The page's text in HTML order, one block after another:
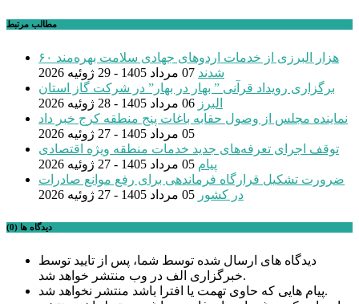
مطالب مرتبط
۶۰ هزار البرزی از خدمات اردوهای جهادی سلامت بهره‌مند
شدند 07 مرداد 1405 - 29 ژوئیه 2026
برگزاری رویداد قرآنی ” بهار در بهار” در شرکت گاز استان
البرز 06 مرداد 1405 - 28 ژوئیه 2026
نماینده مجلس از وصول حقابه باغات پنج منطقه کرج خبر داد
05 مرداد 1405 - 27 ژوئیه 2026
توقف اجرای تعرفه‌های جدید خدمات منطقه ویژه اقتصادی
پیام 05 مرداد 1405 - 27 ژوئیه 2026
ضرورت تشکیل قرارگاه فرماندهی برای رفع موانع صادرات
در کشور 05 مرداد 1405 - 27 ژوئیه 2026
دیدگاه ها (0)
دیدگاه های ارسال شده توسط شما، پس از تایید توسط
خبرگزاری الف در وب منتشر خواهد شد.
پیام هایی که حاوی تهمت یا افترا باشد منتشر نخواهد شد.